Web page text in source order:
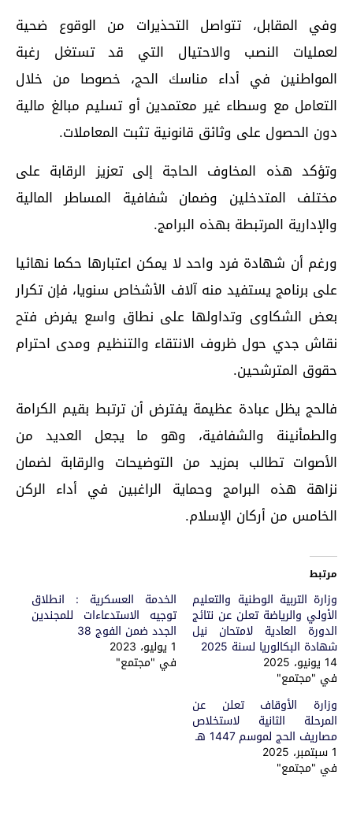
وفي المقابل، تتواصل التحذيرات من الوقوع ضحية
لعمليات النصب والاحتيال التي قد تستغل رغبة
المواطنين في أداء مناسك الحج، خصوصا من خلال
التعامل مع وسطاء غير معتمدين أو تسليم مبالغ مالية
دون الحصول على وثائق قانونية تثبت المعاملات.
وتؤكد هذه المخاوف الحاجة إلى تعزيز الرقابة على
مختلف المتدخلين وضمان شفافية المساطر المالية
والإدارية المرتبطة بهذه البرامج.
ورغم أن شهادة فرد واحد لا يمكن اعتبارها حكما نهائيا
على برنامج يستفيد منه آلاف الأشخاص سنويا، فإن تكرار
بعض الشكاوى وتداولها على نطاق واسع يفرض فتح
نقاش جدي حول ظروف الانتقاء والتنظيم ومدى احترام
حقوق المترشحين.
فالحج يظل عبادة عظيمة يفترض أن ترتبط بقيم الكرامة
والطمأنينة والشفافية، وهو ما يجعل العديد من
الأصوات تطالب بمزيد من التوضيحات والرقابة لضمان
نزاهة هذه البرامج وحماية الراغبين في أداء الركن
الخامس من أركان الإسلام.
مرتبط
وزارة التربية الوطنية والتعليم
الأولي والرياضة تعلن عن نتائج
الدورة العادية لامتحان نيل
شهادة البكالوريا لسنة 2025
14 يونيو، 2025
في "مجتمع"
الخدمة العسكرية : انطلاق
توجيه الاستدعاءات للمجندين
الجدد ضمن الفوج 38
1 يوليو، 2023
في "مجتمع"
وزارة الأوقاف تعلن عن
المرحلة الثانية لاستخلاص
مصاريف الحج لموسم 1447 هـ
1 سبتمبر، 2025
في "مجتمع"